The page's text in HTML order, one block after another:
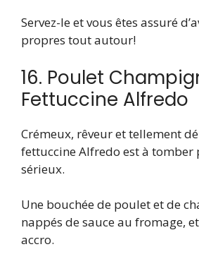
Servez-le et vous êtes assuré
propres tout autour!
16. Poulet
Fettuccine Alfredo
Crémeux, rêveur et tellement
fettuccine Alfredo est à tomber
sérieux.
Une bouchée de poulet et de
nappés de sauce au fromage,
accro.